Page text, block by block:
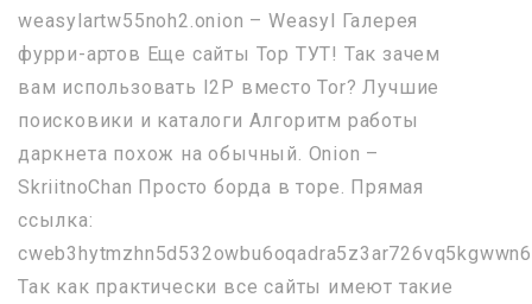
weasylartw55noh2.onion – Weasyl Галерея
фурри-артов Еще сайты Тор ТУТ! Так зачем
вам использовать I2P вместо Tor? Лучшие
поисковики и каталоги Алгоритм работы
даркнета похож на обычный. Onion –
SkriitnoChan Просто борда в торе. Прямая
ссылка:
Так как практически все сайты имеют такие